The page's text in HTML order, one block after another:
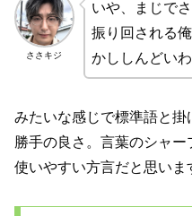
ささキジ
いや、まじで
振り回される
かししんどいわ
みたいな感じで標準語と
勝手の良さ。言葉のシャ
使いやすい方言だと思いま